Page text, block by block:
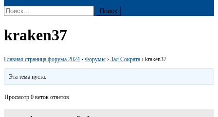
Найти:
kraken37
Главная страница форума 2024 › Форумы › Зал Сократа › kraken37
Эта тема пуста.
Просмотр 0 веток ответов